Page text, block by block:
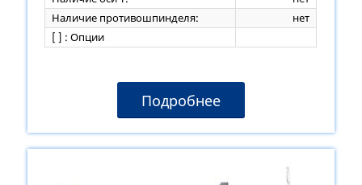
Наличие противошпинделя:
нет
[ ] : Опции
Подробнее